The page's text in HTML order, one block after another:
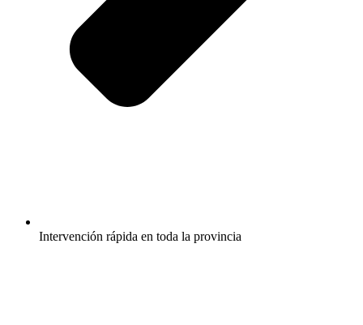
Intervención rápida en toda la provincia